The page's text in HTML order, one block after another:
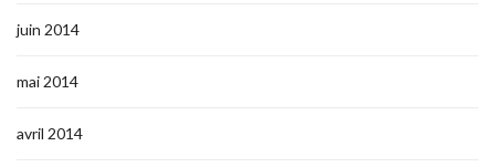
juin 2014
mai 2014
avril 2014